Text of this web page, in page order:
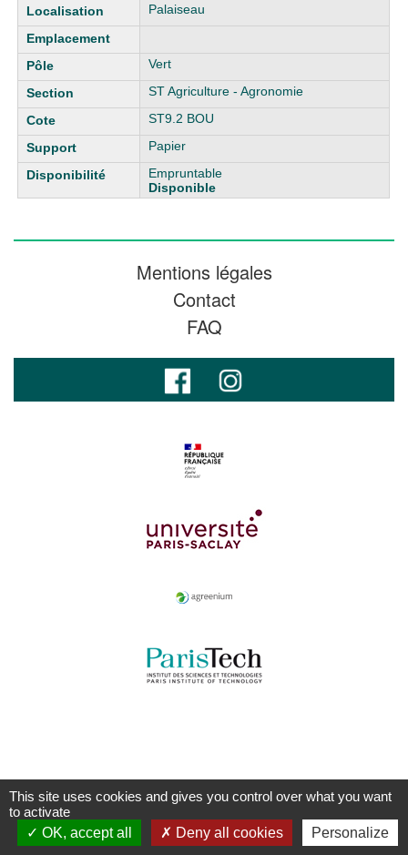
Liste des exemplaires Palaiseau
Vert
ST Agriculture - Agronomie
ST9.2 BOU
Papier
Empruntable
Disponible
Mentions légales
Contact
FAQ
This site uses cookies and gives you control over what you want
to activate
OK, accept all
Deny all cookies Personalize